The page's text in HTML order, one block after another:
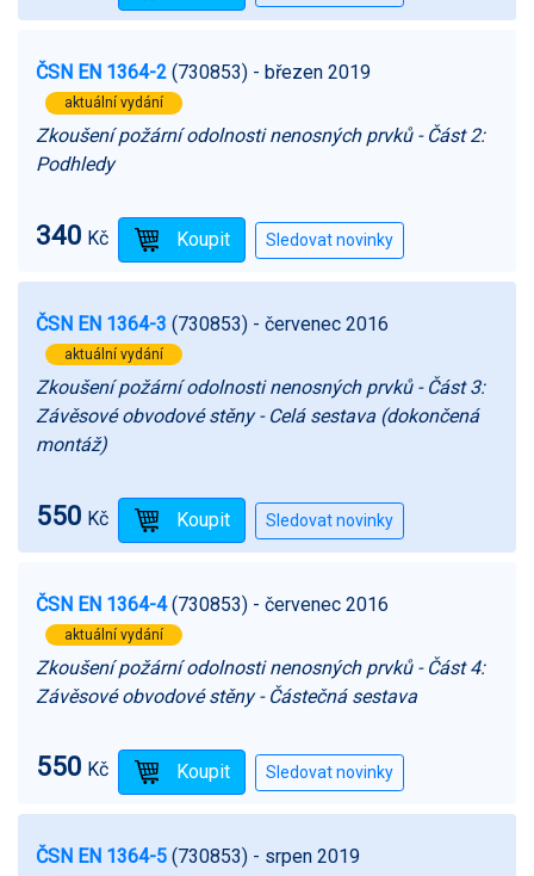
ČSN EN 1364-2 (730853) - březen 2019
aktuální vydání
Zkoušení požární odolnosti nenosných prvků - Část 2:
Podhledy
340 Kč
ČSN EN 1364-3 (730853) - červenec 2016
aktuální vydání
Zkoušení požární odolnosti nenosných prvků - Část 3:
Závěsové obvodové stěny - Celá sestava (dokončená
montáž)
550 Kč
ČSN EN 1364-4(730853) - červenec 2016
aktuální vydání
Zkoušení požární odolnosti nenosných prvků - Část 4:
Závěsové obvodové stěny - Částečná sestava
550 Kč
ČSN EN 1364-5 (730853) - srpen 2019